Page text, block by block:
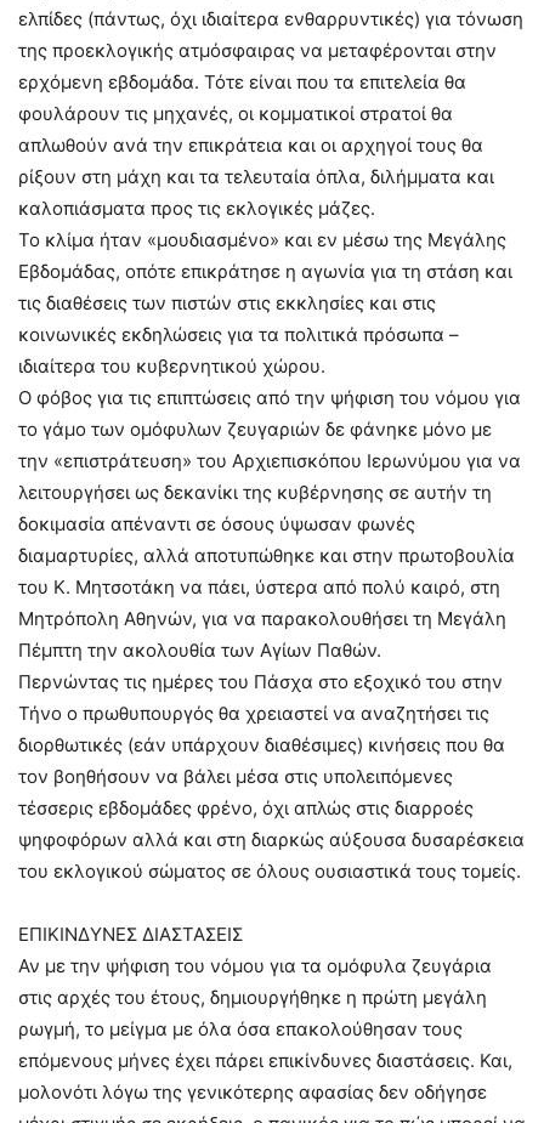
ελπίδες (πάντως, όχι ιδιαίτερα ενθαρρυντικές) για τόνωση
της προεκλογικής ατμόσφαιρας να μεταφέρονται στην
ερχόμενη εβδομάδα. Τότε είναι που τα επιτελεία θα
φουλάρουν τις μηχανές, οι κομματικοί στρατοί θα
απλωθούν ανά την επικράτεια και οι αρχηγοί τους θα
ρίξουν στη μάχη και τα τελευταία όπλα, διλήμματα και
καλοπιάσματα προς τις εκλογικές μάζες.
Το κλίμα ήταν «μουδιασμένο» και εν μέσω της Μεγάλης
Εβδομάδας, οπότε επικράτησε η αγωνία για τη στάση και
τις διαθέσεις των πιστών στις εκκλησίες και στις
κοινωνικές εκδηλώσεις για τα πολιτικά πρόσωπα –
ιδιαίτερα του κυβερνητικού χώρου.
Ο φόβος για τις επιπτώσεις από την ψήφιση του νόμου για
το γάμο των ομόφυλων ζευγαριών δε φάνηκε μόνο με
την «επιστράτευση» του Αρχιεπισκόπου Ιερωνύμου για να
λειτουργήσει ως δεκανίκι της κυβέρνησης σε αυτήν τη
δοκιμασία απέναντι σε όσους ύψωσαν φωνές
διαμαρτυρίες, αλλά αποτυπώθηκε και στην πρωτοβουλία
του Κ. Μητσοτάκη να πάει, ύστερα από πολύ καιρό, στη
Μητρόπολη Αθηνών, για να παρακολουθήσει τη Μεγάλη
Πέμπτη την ακολουθία των Αγίων Παθών.
Περνώντας τις ημέρες του Πάσχα στο εξοχικό του στην
Τήνο ο πρωθυπουργός θα χρειαστεί να αναζητήσει τις
διορθωτικές (εάν υπάρχουν διαθέσιμες) κινήσεις που θα
τον βοηθήσουν να βάλει μέσα στις υπολειπόμενες
τέσσερις εβδομάδες φρένο, όχι απλώς στις διαρροές
ψηφοφόρων αλλά και στη διαρκώς αύξουσα δυσαρέσκεια
του εκλογικού σώματος σε όλους ουσιαστικά τους τομείς.
ΕΠΙΚΙΝΔΥΝΕΣ ΔΙΑΣΤΑΣΕΙΣ
Αν με την ψήφιση του νόμου για τα ομόφυλα ζευγάρια
στις αρχές του έτους, δημιουργήθηκε η πρώτη μεγάλη
ρωγμή, το μείγμα με όλα όσα επακολούθησαν τους
επόμενους μήνες έχει πάρει επικίνδυνες διαστάσεις. Και,
μολονότι λόγω της γενικότερης αφασίας δεν οδήγησε